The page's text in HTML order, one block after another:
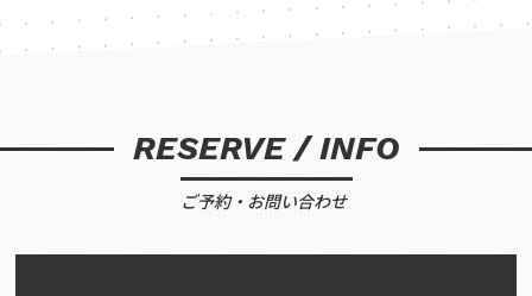
RESERVE / INFO
ご予約・お問い合わせ